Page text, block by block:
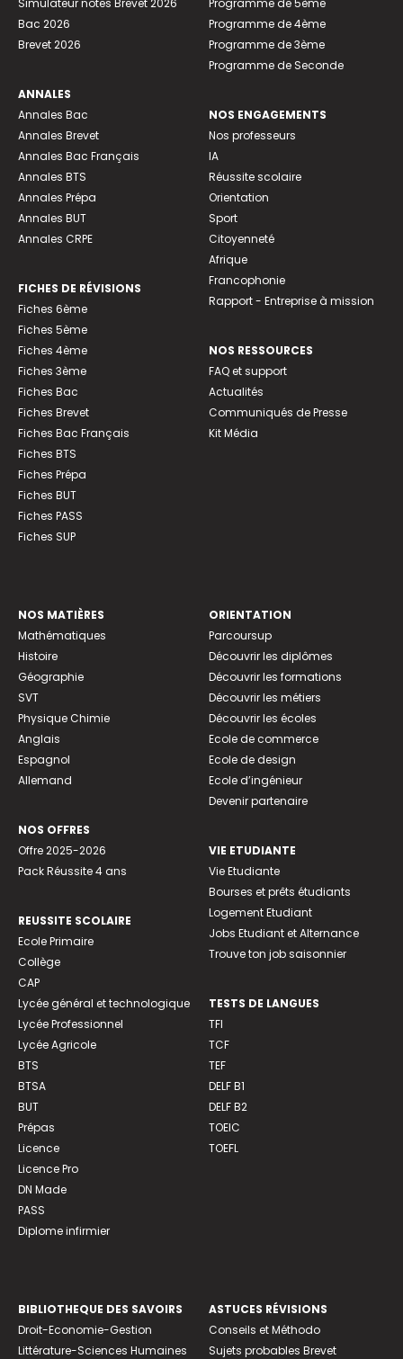
Bac 2026
Brevet 2026
ANNALES
Annales Bac
Annales Brevet
Annales Bac Français
Annales BTS
Annales Prépa
Annales BUT
Annales CRPE
FICHES DE RÉVISIONS
Fiches 6ème
Fiches 5ème
Fiches 4ème
Fiches 3ème
Fiches Bac
Fiches Brevet
Fiches Bac Français
Fiches BTS
Fiches Prépa
Fiches BUT
Fiches PASS
Fiches SUP
Programme de 4ème
Programme de 3ème
Programme de Seconde
NOS ENGAGEMENTS
Nos professeurs
IA
Réussite scolaire
Orientation
Sport
Citoyenneté
Afrique
Francophonie
Rapport - Entreprise à mission
NOS RESSOURCES
FAQ et support
Actualités
Communiqués de Presse
Kit Média
NOS MATIÈRES
Mathématiques
Histoire
Géographie
SVT
Physique Chimie
Anglais
Espagnol
Allemand
NOS OFFRES
Offre 2025-2026
Pack Réussite 4 ans
REUSSITE SCOLAIRE
Ecole Primaire
Collège
CAP
Lycée général et technologique
Lycée Professionnel
Lycée Agricole
BTS
BTSA
BUT
Prépas
Licence
Licence Pro
DN Made
PASS
Diplome infirmier
ORIENTATION
Parcoursup
Découvrir les diplômes
Découvrir les formations
Découvrir les métiers
Découvrir les écoles
Ecole de commerce
Ecole de design
Ecole d’ingénieur
Devenir partenaire
VIE ETUDIANTE
Vie Etudiante
Bourses et prêts étudiants
Logement Etudiant
Jobs Etudiant et Alternance
Trouve ton job saisonnier
TESTS DE LANGUES
TFI
TCF
TEF
DELF B1
DELF B2
TOEIC
TOEFL
BIBLIOTHEQUE DES SAVOIRS
Droit-Economie-Gestion
Littérature-Sciences Humaines
ASTUCES RÉVISIONS
Conseils et Méthodo
Sujets probables Brevet